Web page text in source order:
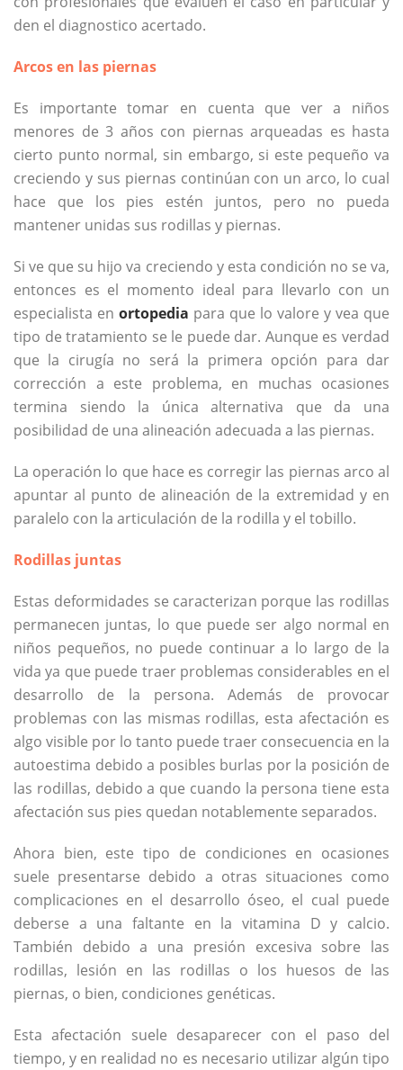
den el diagnostico acertado.
Arcos en las piernas
Es importante tomar en cuenta que ver a niños
menores de 3 años con piernas arqueadas es hasta
cierto punto normal, sin embargo, si este pequeño va
creciendo y sus piernas continúan con un arco, lo cual
hace que los pies estén juntos, pero no pueda
mantener unidas sus rodillas y piernas.
Si ve que su hijo va creciendo y esta condición no se va,
entonces es el momento ideal para llevarlo con un
especialista en ortopedia para que lo valore y vea que
tipo de tratamiento se le puede dar. Aunque es verdad
que la cirugía no será la primera opción para dar
corrección a este problema, en muchas ocasiones
termina siendo la única alternativa que da una
posibilidad de una alineación adecuada a las piernas.
La operación lo que hace es corregir las piernas arco al
apuntar al punto de alineación de la extremidad y en
paralelo con la articulación de la rodilla y el tobillo.
Rodillas juntas
Estas deformidades se caracterizan porque las rodillas
permanecen juntas, lo que puede ser algo normal en
niños pequeños, no puede continuar a lo largo de la
vida ya que puede traer problemas considerables en el
desarrollo de la persona. Además de provocar
problemas con las mismas rodillas, esta afectación es
algo visible por lo tanto puede traer consecuencia en la
autoestima debido a posibles burlas por la posición de
las rodillas, debido a que cuando la persona tiene esta
afectación sus pies quedan notablemente separados.
Ahora bien, este tipo de condiciones en ocasiones
suele presentarse debido a otras situaciones como
complicaciones en el desarrollo óseo, el cual puede
deberse a una faltante en la vitamina D y calcio.
También debido a una presión excesiva sobre las
rodillas, lesión en las rodillas o los huesos de las
piernas, o bien, condiciones genéticas.
Esta afectación suele desaparecer con el paso del
tiempo, y en realidad no es necesario utilizar algún tipo